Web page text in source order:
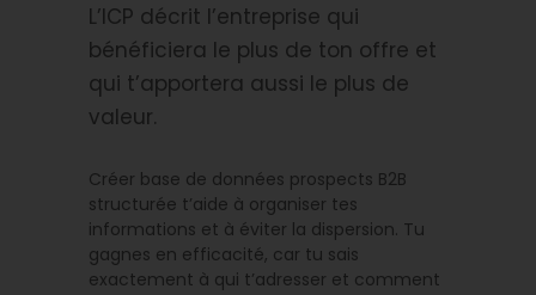
L’ICP décrit l’entreprise qui
bénéficiera le plus de ton offre et
qui t’apportera aussi le plus de
valeur.
Créer base de données prospects B2B
structurée t’aide à organiser tes
informations et à éviter la dispersion. Tu
gagnes en efficacité, car tu sais
exactement à qui t’adresser et comment